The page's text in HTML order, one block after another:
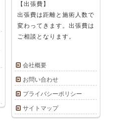
【出張費】
出張費は距離と施術人数で
変わってきます。出張費は
ご相談となります。
会社概要
お問い合わせ
プライバシーポリシー
サイトマップ